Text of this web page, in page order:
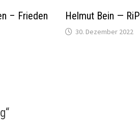
– Frieden
Helmut Bein — RiP
30. Dezember 2022
“